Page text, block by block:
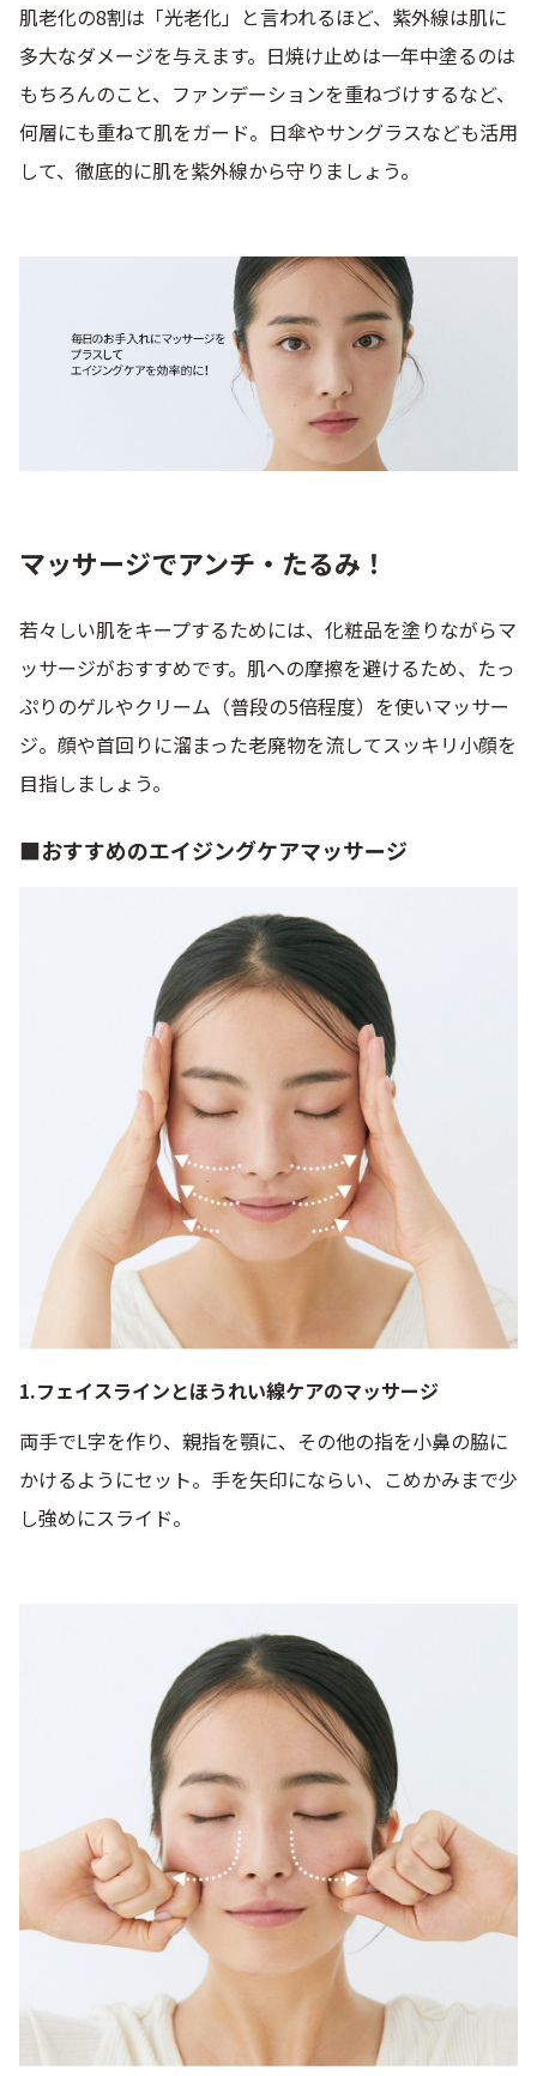
定期便
定期便
ショッピングガイド
お電話でもご注文いただけます
0120-371-217
肌老化の8割は「光老化」と言われるほど、紫外線は肌に
多大なダメージを与えます。日焼け止めは一年中塗るのは
もちろんのこと、ファンデーションを重ねづけするなど、
何層にも重ねて肌をガード。日傘やサングラスなども活用
して、徹底的に肌を紫外線から守りましょう。
マッサージでアンチ・たるみ！
若々しい肌をキープするためには、化粧品を塗りながらマ
ッサージがおすすめです。肌への摩擦を避けるため、たっ
ぷりのゲルやクリーム（普段の5倍程度）を使いマッサー
ジ。顔や首回りに溜まった老廃物を流してスッキリ小顔を
目指しましょう。
■おすすめのエイジングケアマッサージ
1.フェイスラインとほうれい線ケアのマッサージ
両手でL字を作り、親指を顎に、その他の指を小鼻の脇に
かけるようにセット。手を矢印にならい、こめかみまで少
し強めにスライド。